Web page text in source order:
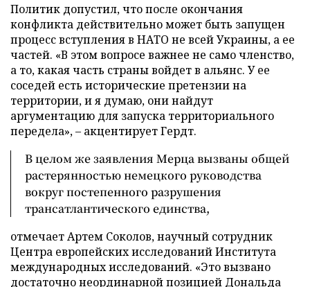
Политик допустил, что после окончания
конфликта действительно может быть запущен
процесс вступления в НАТО не всей Украины, а ее
частей. «В этом вопросе важнее не само членство,
а то, какая часть страны войдет в альянс. У ее
соседей есть исторические претензии на
территории, и я думаю, они найдут
аргументацию для запуска территориального
передела», – акцентирует Гердт.
В целом же заявления Мерца вызваны общей
растерянностью немецкого руководства
вокруг постепенного разрушения
трансатлантического единства,
отмечает Артем Соколов, научный сотрудник
Центра европейских исследований Института
международных исследований. «Это вызвано
достаточно неординарной позицией Дональда